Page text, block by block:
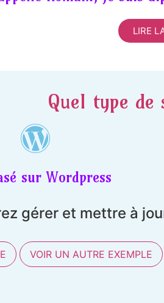
LIRE
Quel type
sur Wordpress
gérer et mettre à
VOIR UN AUTRE EXEMPLE